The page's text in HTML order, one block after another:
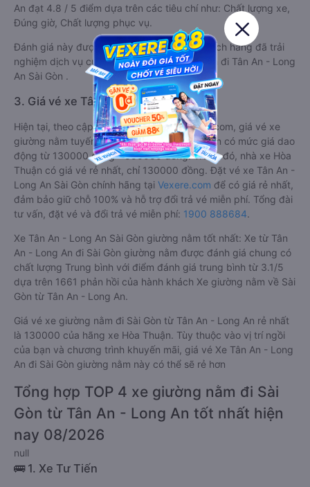
An đạt 4.8 / 5 điểm dựa trên các tiêu chí như: Chất lượng xe,
Đúng giờ, Chất lượng phục vụ.
Đánh giá này được viết trực tiếp bởi các khách hàng đã trải
nghiệm dịch vụ của các hãng xe giường nằm đi Tân An - Long
An Sài Gòn .
3. Giá vé xe Tân An - Long An Sài Gòn
Hiện tại, theo cập nhật mới nhất của Vexere.com, giá vé xe
giường nằm tuyến Sài Gòn - Tân An - Long An có mức giá dao
động từ 130000 đồng - 550000 đồng. Trong đó, nhà xe Hòa
Thuận có giá vé rẻ nhất, chỉ 130000 đồng. Đặt vé xe Tân An -
Long An Sài Gòn chính hãng tại Vexere.com để có giá rẻ nhất,
đảm bảo giữ chỗ 100% và hỗ trợ đổi trả vé miễn phí. Tổng đài
tư vấn, đặt vé và đổi trả vé miễn phí: 1900 888684.
Xe Tân An - Long An Sài Gòn giường nằm tốt nhất: Xe từ Tân
An - Long An đi Sài Gòn giường nằm được đánh giá chung có
chất lượng Trung bình với điểm đánh giá trung bình từ 3.1/5
dựa trên 1661 phản hồi của hành khách Xe giường nằm về Sài
Gòn từ Tân An - Long An.
Giá vé xe giường nằm đi Sài Gòn từ Tân An - Long An rẻ nhất
là 130000 của hãng xe Hòa Thuận. Tùy thuộc vào vị trí ngồi
của bạn và chương trình khuyến mãi, giá vé Xe Tân An - Long
An đi Sài Gòn giường nằm này có thể sẽ rẻ hơn
Tổng hợp TOP 4 xe giường nằm đi Sài
Gòn từ Tân An - Long An tốt nhất hiện
nay 08/2026
null
🚌 1. Xe Tư Tiến